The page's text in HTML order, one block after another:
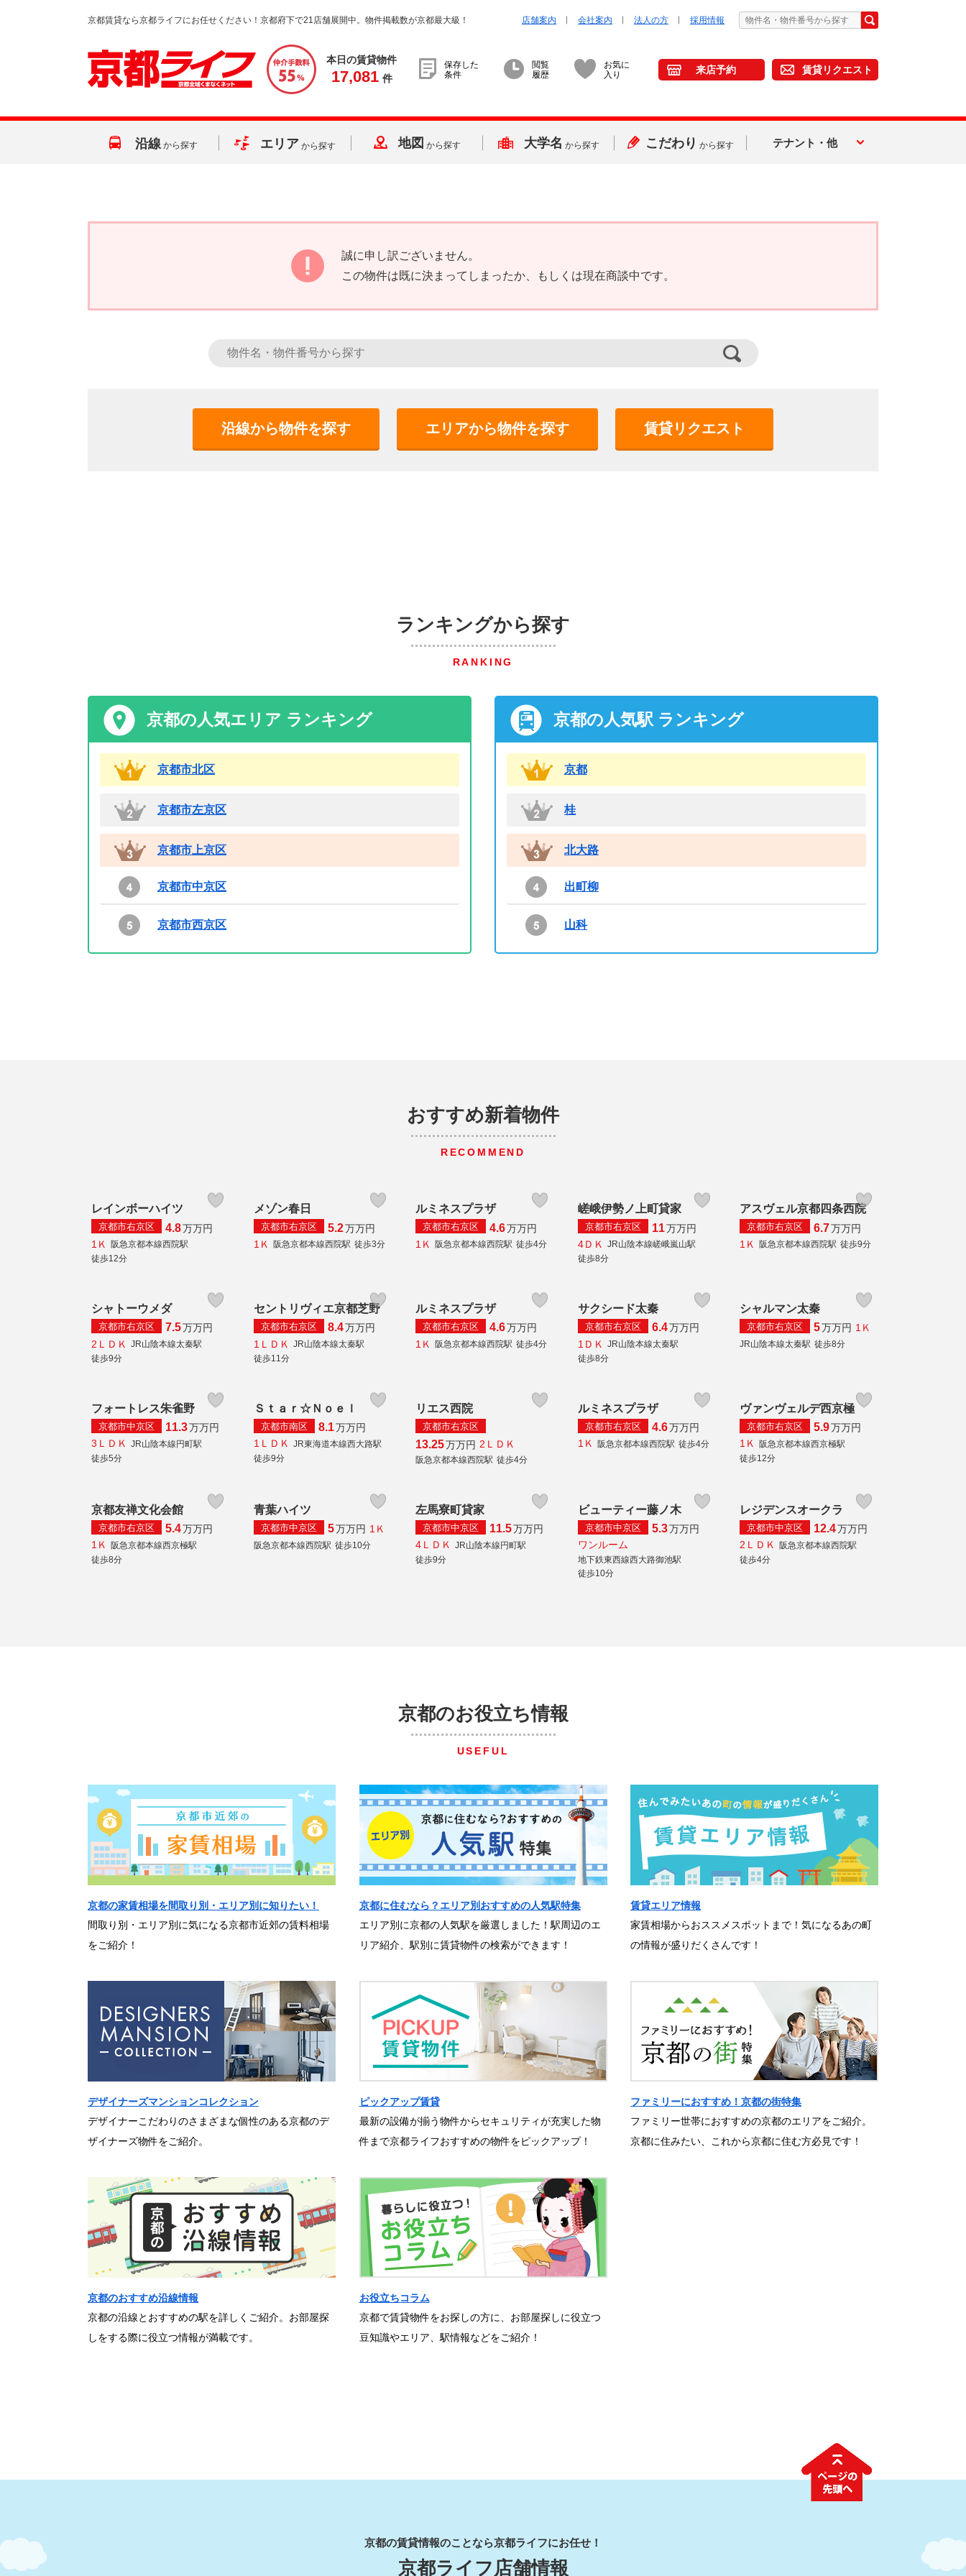
京都賃貸なら京都ライフにお任せください！京都府下で21店舗展開中。物件掲載数が京都最大級！ 店舗案内 会社案内 法人の方 採用情報
本日の賃貸物件
17,081 件
保存した
条件
閲覧
履歴
お気に
入り
来店予約 賃貸リクエスト
沿線 から探す エリア から探す 地図 から探す 大学名 から探す こだわり から探す テナント・他
誠に申し訳ございません。
この物件は既に決まってしまったか、もしくは現在商談中です。
沿線から物件を探す エリアから物件を探す 賃貸リクエスト
ランキングから探す
RANKING
京都の人気エリア ランキング
京都市北区
京都市左京区
京都市上京区
京都市中京区
京都市西京区
京都の人気駅 ランキング
京都
桂
北大路
出町柳
山科
おすすめ新着物件
RECOMMEND
レインボーハイツ
京都市右京区 4.8万万円
1Ｋ
阪急京都本線西院駅
徒歩12分
メゾン春日
京都市右京区 5.2万万円
1Ｋ
阪急京都本線西院駅 徒歩3分
ルミネスプラザ
京都市右京区 4.6万万円
1Ｋ
阪急京都本線西院駅 徒歩4分
嵯峨伊勢ノ上町貸家
京都市右京区 11万万円
4ＤＫ
JR山陰本線嵯峨嵐山駅
徒歩8分
アスヴェル京都四条西院
京都市右京区 6.7万万円
1Ｋ
阪急京都本線西院駅 徒歩9分
シャトーウメダ
京都市右京区 7.5万万円
2ＬＤＫ
JR山陰本線太秦駅
徒歩9分
セントリヴィエ京都芝野
京都市右京区 8.4万万円
1ＬＤＫ
JR山陰本線太秦駅
徒歩11分
ルミネスプラザ
京都市右京区 4.6万万円
1Ｋ
阪急京都本線西院駅 徒歩4分
サクシード太秦
京都市右京区 6.4万万円
1ＤＫ
JR山陰本線太秦駅
徒歩8分
シャルマン太秦
京都市右京区 5万万円 1Ｋ
JR山陰本線太秦駅 徒歩8分
フォートレス朱雀野
京都市中京区 11.3万万円
3ＬＤＫ JR山陰本線円町駅
徒歩5分
Ｓｔａｒ☆Ｎｏｅｌ
京都市南区 8.1万万円
1ＬＤＫ JR東海道本線西大路駅
徒歩9分
リエス西院
京都市右京区
13.25万万円 2ＬＤＫ
阪急京都本線西院駅 徒歩4分
ルミネスプラザ
京都市右京区 4.6万万円
1Ｋ 阪急京都本線西院駅 徒歩4分
ヴァンヴェルデ西京極
京都市右京区 5.9万万円
1Ｋ 阪急京都本線西京極駅
徒歩12分
京都友禅文化会館
京都市右京区 5.4万万円
1Ｋ 阪急京都本線西京極駅
徒歩8分
青葉ハイツ
京都市中京区 5万万円 1Ｋ
阪急京都本線西院駅 徒歩10分
左馬寮町貸家
京都市中京区 11.5万万円
4ＬＤＫ JR山陰本線円町駅
徒歩9分
ビューティー藤ノ木
京都市中京区 5.3万万円
ワンルーム
地下鉄東西線西大路御池駅
徒歩10分
レジデンスオークラ
京都市中京区 12.4万万円
2ＬＤＫ 阪急京都本線西院駅
徒歩4分
京都のお役立ち情報
USEFUL
京都の家賃相場を間取り別・エリア別に知りたい！
間取り別・エリア別に気になる京都市近郊の賃料相場
をご紹介！
京都に住むなら？エリア別おすすめの人気駅特集
エリア別に京都の人気駅を厳選しました！駅周辺のエ
リア紹介、駅別に賃貸物件の検索ができます！
賃貸エリア情報
家賃相場からおススメスポットまで！気になるあの町
の情報が盛りだくさんです！
デザイナーズマンションコレクション
デザイナーこだわりのさまざまな個性のある京都のデ
ザイナーズ物件をご紹介。
ピックアップ賃貸
最新の設備が揃う物件からセキュリティが充実した物
件まで京都ライフおすすめの物件をピックアップ！
ファミリーにおすすめ！京都の街特集
ファミリー世帯におすすめの京都のエリアをご紹介。
京都に住みたい、これから京都に住む方必見です！
京都のおすすめ沿線情報
京都の沿線とおすすめの駅を詳しくご紹介。お部屋探
しをする際に役立つ情報が満載です。
お役立ちコラム
京都で賃貸物件をお探しの方に、お部屋探しに役立つ
豆知識やエリア、駅情報などをご紹介！
京都の賃貸情報のことなら京都ライフにお任せ！
京都ライフ店舗情報